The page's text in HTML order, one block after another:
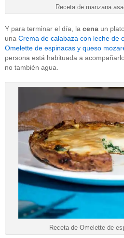
Receta de manzana
Y para terminar el día, la cena un
una Crema de calabaza con leche de
Omelette de espinacas y queso
persona está habituada a
no también agua.
Receta de Omelette de